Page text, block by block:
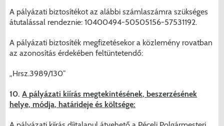
A pályázati biztosítékot az alábbi számlaszámra szükséges
átutalással rendeznie: 10400494-50505156-57531192.
A pályázati biztosíték megfizetésekor a közlemény rovatban
az azonosítás érdekében feltüntetendő:
„Hrsz.3989/130”
10.A pályázati kiírás megtekintésének, beszerzésének
helye, módja, határideje és költsége: